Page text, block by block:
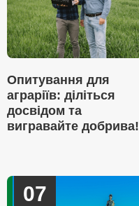
Опитування для
аграріїв: діліться
досвідом та
вигравайте добрива!
07